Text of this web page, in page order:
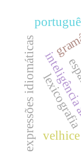
expressões idiomáticas velhice